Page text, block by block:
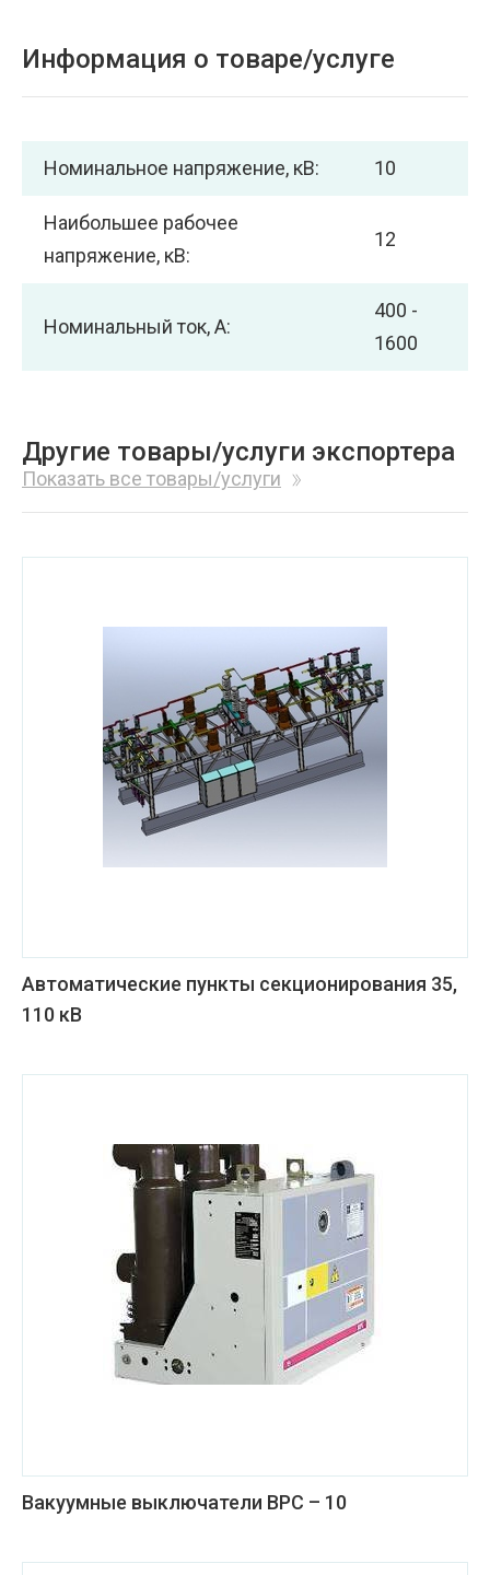
Информация о товаре/услуге
Номинальное напряжение, кВ: 10
Наибольшее рабочее
напряжение, кВ:
12
Номинальный ток, А:
400 -
1600
Другие товары/услуги экспортера
Показать все товары/услуги
Автоматические пункты секционирования 35,
110 кВ
Вакуумные выключатели ВРС – 10